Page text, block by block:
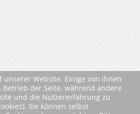
unserer Website. Einige von ihnen
der Seite, während andere
und die Nutzererfahrung zu
Sie können selbst